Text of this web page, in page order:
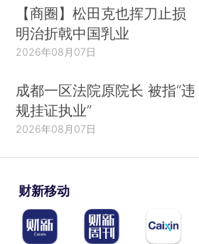
【商圈】松田克也挥刀止损
明治折戟中国乳业
2026年08月07日
成都一区法院原院长 被指“违
规挂证执业”
2026年08月07日
财新移动